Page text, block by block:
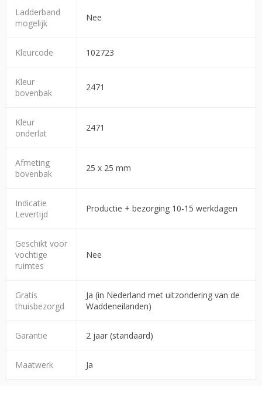
Ladderband
mogelijk
Nee
Kleurcode 102723
Kleur
bovenbak
2471
Kleur
onderlat
2471
Afmeting
bovenbak
25 x 25 mm
Indicatie
Levertijd
Productie + bezorging 10-15 werkdagen
Geschikt voor
vochtige
ruimtes
Nee
Gratis
thuisbezorgd
Ja (in Nederland met uitzondering van de
Waddeneilanden)
Garantie 2 jaar (standaard)
Maatwerk Ja